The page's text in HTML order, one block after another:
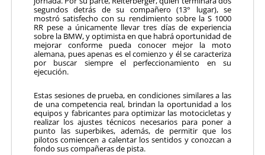
segundos detrás de su compañero (13° lugar), se
mostró satisfecho con su rendimiento sobre la S 1000
RR pese a únicamente llevar tres días de experiencia
sobre la BMW, y optimista en que habrá oportunidad de
mejorar conforme pueda conocer mejor la moto
alemana, pues apenas es el comienzo y él se caracteriza
por buscar siempre el perfeccionamiento en su
ejecución.
Estas sesiones de prueba, en condiciones similares a las
de una competencia real, brindan la oportunidad a los
equipos y fabricantes para optimizar las motocicletas y
realizar los ajustes técnicos necesarios para poner a
punto las superbikes, además, de permitir que los
pilotos comiencen a calentar los sentidos y conozcan a
fondo sus compañeras de pista.